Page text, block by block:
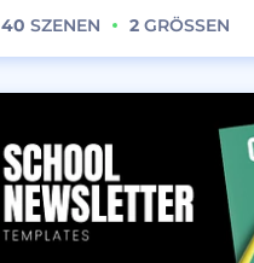
40 SZENEN 2 GRÖSSEN